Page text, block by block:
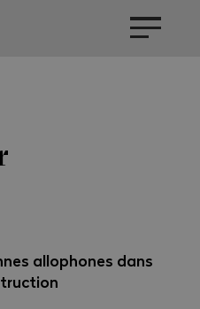
allophones dans